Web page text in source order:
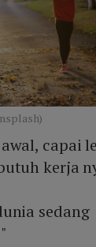
capai
kerja
sedang